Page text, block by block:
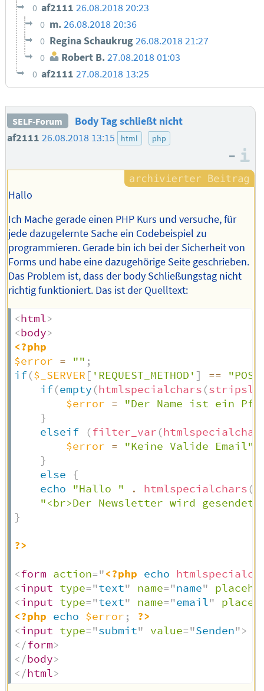
0 af211126.08.2018 20:23
0 m.26.08.2018 20:36
0 Regina Schaukrug26.08.2018 21:27
0 Robert B. 27.08.2018 01:03
0 af211127.08.2018 13:25
SELF-Forum
Body Tag schließt nicht
af2111 26.08.2018 13:15 html php
–
Hallo
Ich Mache gerade einen PHP Kurs und versuche, für
jede dazugelernte Sache ein Codebeispiel zu
programmieren. Gerade bin ich bei der Sicherheit von
Forms und habe eine dazugehörige Seite geschrieben.
Das Problem ist, dass der body Schließungstag nicht
richtig funktioniert. Das ist der Quelltext:
<html>
<body>
<?php
$error = "" ;
if($_SERVER [ 'REQUEST_METHOD' ] ==
if(empty (htmlspecialchars (
$error =
"Der Name ist
}
elseif
(filter_var (
$error = "Keine Valide Email"
}
else
{
echo
"Hallo " . htmlspecialchars (
"<br>Der Newsletter wird gesendet
}
?>
<form action="<?php echo
<input type="text" name="name"
<input type="text" name="email"
<?php echo $error ;
?>
<input type="submit" value="Senden">
</form>
</body>
</html>